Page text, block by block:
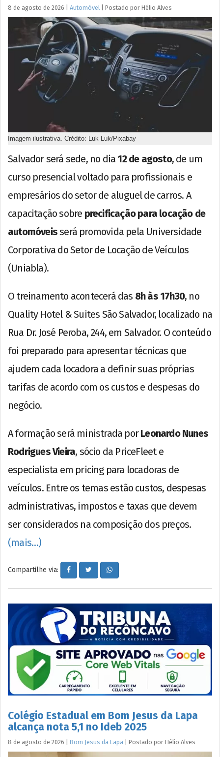
8 de agosto de 2026 Automóvel Postado por Hélio Alves
Imagem ilustrativa. Crédito: Luk Luk/Pixabay
Salvador será sede, no dia 12 de agosto, de um
curso presencial voltado para profissionais e
empresários do setor de aluguel de carros. A
capacitação sobre precificação para locação de
automóveisserá promovida pela Universidade
Corporativa do Setor de Locação de Veículos
(Uniabla).
O treinamento acontecerá das 8h às 17h30, no
Quality Hotel & Suites São Salvador, localizado na
Rua Dr. José Peroba, 244, em Salvador. O conteúdo
foi preparado para apresentar técnicas que
ajudem cada locadora a definir suas próprias
tarifas de acordo com os custos e despesas do
negócio.
A formação será ministrada porLeonardo Nunes
Rodrigues Vieira, sócio da PriceFleet e
especialista em pricing para locadoras de
veículos. Entre os temas estão custos, despesas
administrativas, impostos e taxas que devem
ser considerados na composição dos preços.
(mais…)
Compartilhe via:
Colégio Estadual em Bom Jesus da Lapa
alcança nota 5,1 no Ideb 2025
8 de agosto de 2026 Bom Jesus da Lapa Postado por Hélio Alves